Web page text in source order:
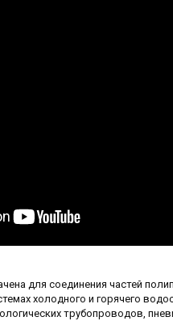
для соединения частей
холодного и горячего
трубопроводов,